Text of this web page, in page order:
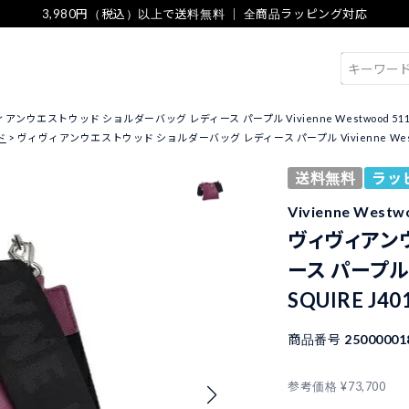
3,980円（税込）以上で送料無料 ｜ 全商品ラッピング対応
アンウエストウッド ショルダーバッグ レディース パープル Vivienne Westwood
ヴィヴィアンウエストウッド ショルダーバッグ レディース パープル Vivienne
送料無料
ラッ
Vivienne
ヴィヴィアン
ース パープ
SQUIRE
商品番号
参考価格 ¥73,700